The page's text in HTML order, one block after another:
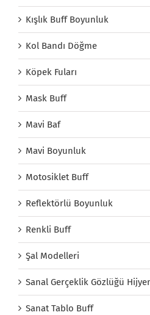
Kışlık Buff Boyunluk
Kol Bandı Döğme
Köpek Fuları
Mask Buff
Mavi Baf
Mavi Boyunluk
Motosiklet Buff
Reflektörlü Boyunluk
Renkli Buff
Şal Modelleri
Sanal Gerçeklik Gözlüğü
Sanat Tablo Buff